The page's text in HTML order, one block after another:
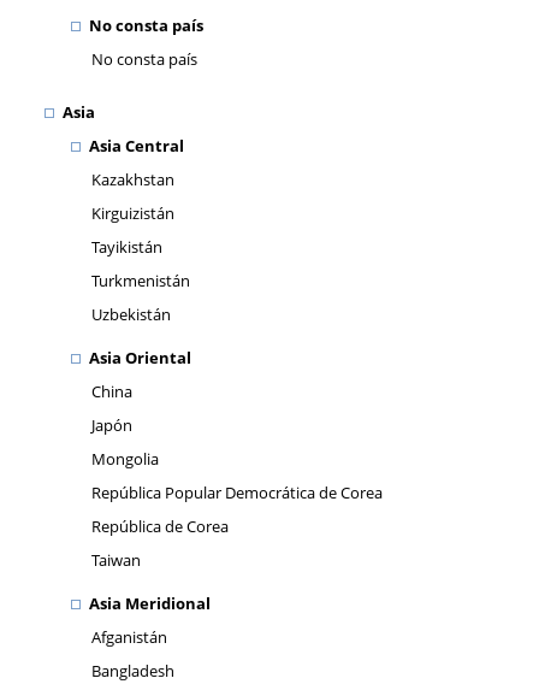
No consta país
No consta país
Asia
Asia Central
Kazakhstan
Kirguizistán
Tayikistán
Turkmenistán
Uzbekistán
Asia Oriental
China
Japón
Mongolia
República Popular Democrática de Corea
República de Corea
Taiwan
Asia Meridional
Afganistán
Bangladesh